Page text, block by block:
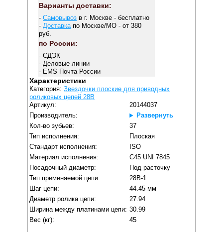
Варианты доставки:
- Самовывозв г. Москве - бесплатно
- Доставкапо Москве/МО - от 380
руб.
по России:
- СДЭК
- Деловые линии
- EMS Почта России
Характеристики
Категория:Звездочки плоские для приводных
роликовых цепей 28B
Артикул:
20144037
Производитель:
Развернуть
Кол-во зубьев:
37
Тип исполнения:
Плоская
Стандарт исполнения:
ISO
Материал исполнения:
C45 UNI 7845
Посадочный диаметр:
Под расточку
Тип применяемой цепи:
28B-1
Шаг цепи:
44.45 мм
Диаметр ролика цепи:
27.94
Ширина между платинами цепи: 30.99
Вес (кг):
45